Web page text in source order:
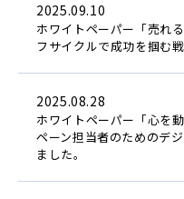
2025.09.10
ホワイトペーパー「売れ
フサイクルで成功を掴む
2025.08.28
ホワイトペーパー「心を
ペーン担当者のためのデ
ました。